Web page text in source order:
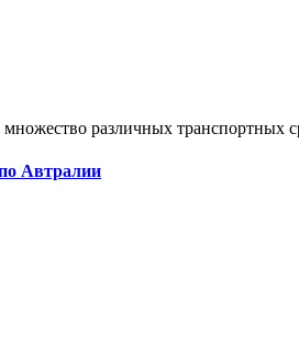
различных транспортных
Автралии